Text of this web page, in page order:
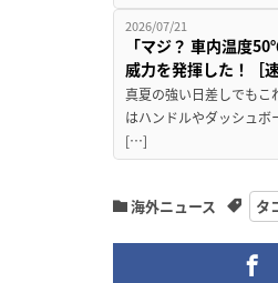
2026/07/21
「マジ？ 車内温度
威力を発揮した！［
真夏の強い日差しでもこ
はハンドルやダッシュ
[…]
海外ニュース タ